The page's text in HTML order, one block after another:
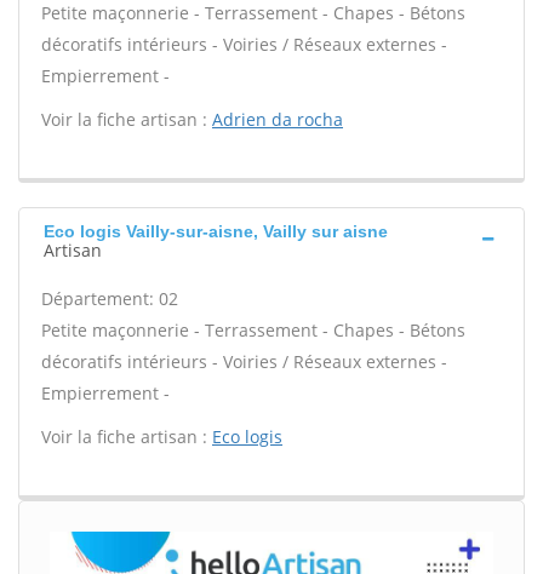
Petite maçonnerie - Terrassement - Chapes - Bétons
décoratifs intérieurs - Voiries / Réseaux externes -
Empierrement -
Voir la fiche artisan : Adrien da rocha
Eco logis Vailly-sur-aisne, Vailly sur aisne
Artisan
Département: 02
Petite maçonnerie - Terrassement - Chapes - Bétons
décoratifs intérieurs - Voiries / Réseaux externes -
Empierrement -
Voir la fiche artisan : Eco logis